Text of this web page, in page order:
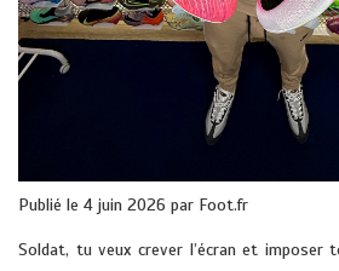
Publié le 4 juin 2026 par Foot.fr
Soldat, tu veux crever l’écran et